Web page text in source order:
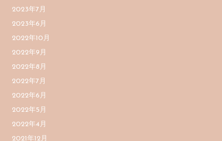
2023年7月
2023年6月
2022年10月
2022年9月
2022年8月
2022年7月
2022年6月
2022年5月
2022年4月
2021年12月